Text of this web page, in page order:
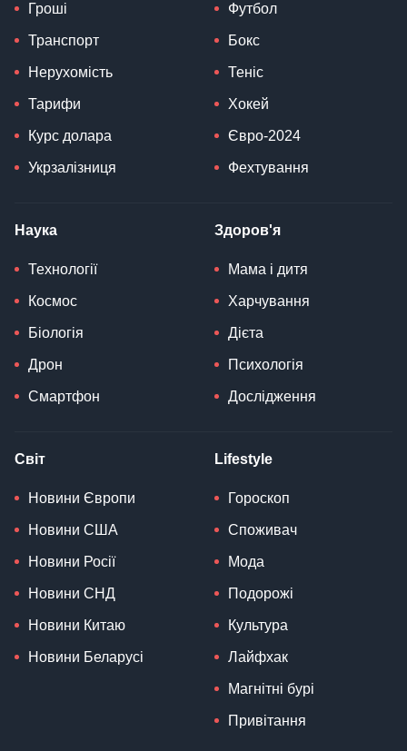
Гроші
Транспорт
Нерухомість
Тарифи
Курс долара
Укрзалізниця
Футбол
Бокс
Теніс
Хокей
Євро-2024
Фехтування
Наука
Технології
Космос
Біологія
Дрон
Смартфон
Здоров'я
Мама і дитя
Харчування
Дієта
Психологія
Дослідження
Світ
Новини Європи
Новини США
Новини Росії
Новини СНД
Новини Китаю
Новини Беларусі
Lifestyle
Гороскоп
Споживач
Мода
Подорожі
Культура
Лайфхак
Магнітні бурі
Привітання